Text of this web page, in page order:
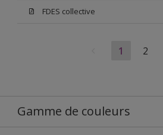
FDES collective
1 2
Gamme de couleurs